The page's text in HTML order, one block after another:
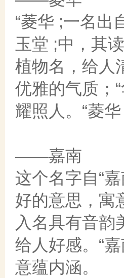
“菱华 ;一名出
玉堂 ;中，其
植物名，给人
优雅的气质；
耀照人。“菱
——嘉南
这个名字自“
好的意思，寓
入名具有音韵
给人好感。“
意蕴内涵。